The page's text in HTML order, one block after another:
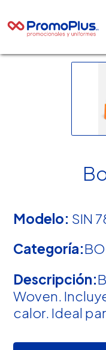
Modelo: SIN
Categoría:
Descripción:
Woven.
calor. Ideal